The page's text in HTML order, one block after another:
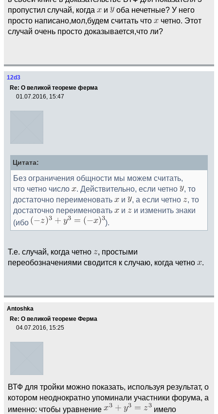
пропустил случай, когда
и
оба нечетные? У него
просто написано,мол,будем считать что
четно. Этот
случай очень просто доказывается,что ли?
12d3
Re: О великой теореме ферма
01.07.2016, 15:47
Цитата:
Без ограничения общности мы можем считать,
что четно число
. Действительно, если четно
, то
достаточно переименовать
и , а если четно
, то
достаточно переименовать
и
и изменить знаки
(ибо
).
Т.е. случай, когда четно
, простыми
переобозначениями сводится к случаю, когда четно
.
Antoshka
Re: О великой теореме Ферма
04.07.2016, 15:25
ВТФ для тройки можно показать, используя результат, о
котором неоднократно упоминали участники форума, а
именно: чтобы уравнение
имело